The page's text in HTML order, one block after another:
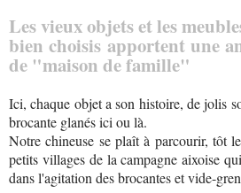
Les vieux objets et les
bien choisis apportent une
de "maison de famille"
Ici, chaque objet a son histoire, de jolis
brocante glanés ici ou là.
Notre chineuse se plaît à parcourir, tôt
petits villages de la campagne aixoise
dans l'agitation des brocantes et vide-